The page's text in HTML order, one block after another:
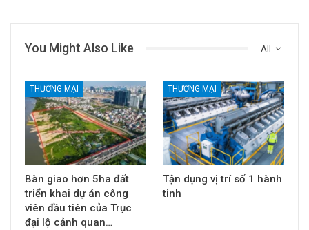
All
You Might Also Like
THƯƠNG MẠI
Bàn giao hơn 5ha đất
triển khai dự án công
viên đầu tiên của Trục
đại lộ cảnh quan…
THƯƠNG MẠI
Tận dụng vị trí số 1 hành
tinh